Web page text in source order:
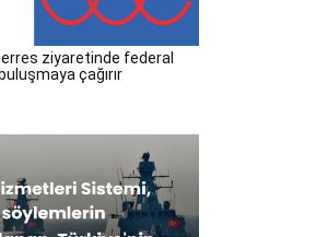
ziyaretinde federal
çağırır